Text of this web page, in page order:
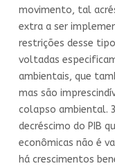
movimento, tal
extra a ser
restrições desse
voltadas
ambientais, que
mas são
colapso ambiental.
decréscimo do PIB
econômicas não é
há crescimentos